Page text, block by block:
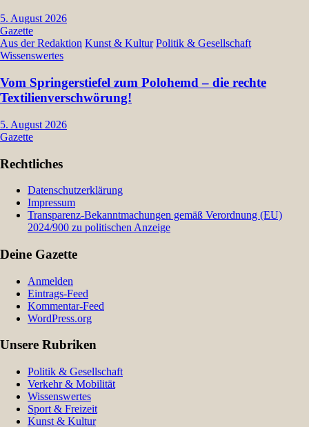
5. August 2026
Gazette
Aus der Redaktion Kunst & Kultur Politik & Gesellschaft
Wissenswertes
Vom Springerstiefel zum Polohemd – die rechte
Textilienverschwörung!
5. August 2026
Gazette
Rechtliches
Datenschutzerklärung
Impressum
Transparenz-Bekanntmachungen gemäß Verordnung (EU)
2024/900 zu politischen Anzeige
Deine Gazette
Anmelden
Eintrags-Feed
Kommentar-Feed
WordPress.org
Unsere Rubriken
Politik & Gesellschaft
Verkehr & Mobilität
Wissenswertes
Sport & Freizeit
Kunst & Kultur